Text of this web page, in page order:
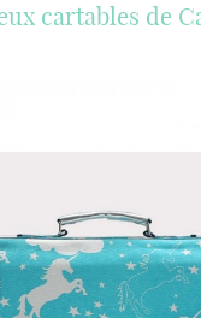
cartables de